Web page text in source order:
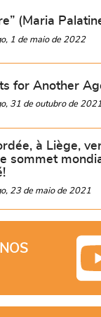
(Maria
1 de maio de 2022
for Another
31 de outubro de 2021
à Liège,
sommet
23 de maio de 2021